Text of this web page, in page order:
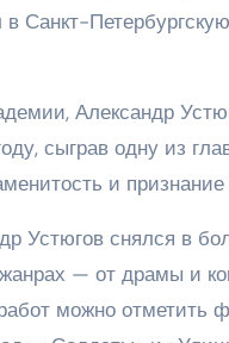
Санкт-
Александр
сыграв одну из
и признание
Устюгов снялся в
— от драмы и
можно